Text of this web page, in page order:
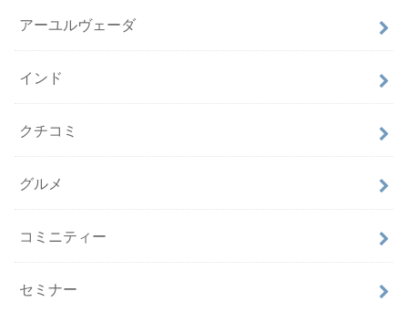
アーユルヴェーダ
インド
クチコミ
グルメ
コミニティー
セミナー